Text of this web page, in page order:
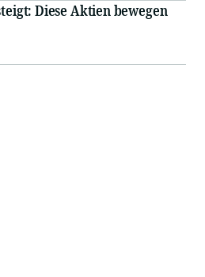
Diese Aktien bewegen